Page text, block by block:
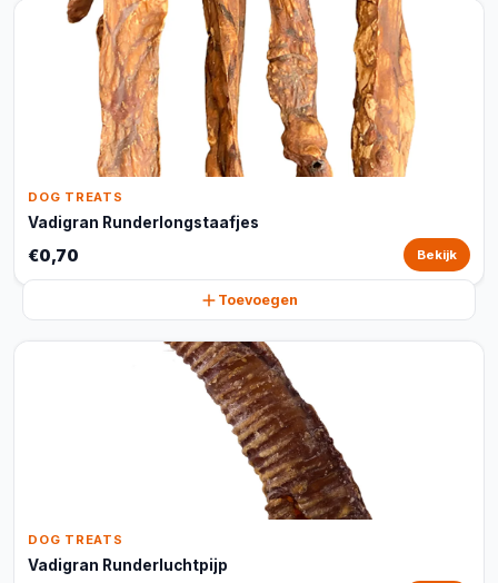
DOG TREATS
Vadigran Runderlongstaafjes
€0,70 Bekijk
Toevoegen
DOG TREATS
Vadigran Runderluchtpijp